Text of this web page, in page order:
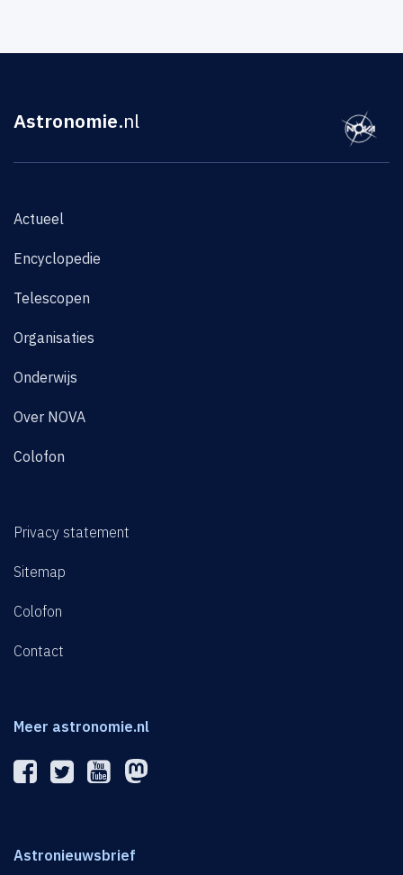
Astronomie.nl
Actueel
Encyclopedie
Telescopen
Organisaties
Onderwijs
Over NOVA
Colofon
Privacy statement
Sitemap
Colofon
Contact
Meer astronomie.nl
Astronieuwsbrief